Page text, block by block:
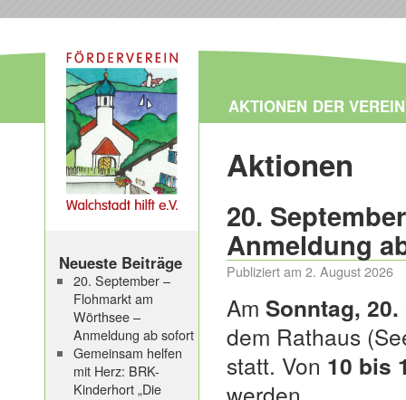
AKTIONEN DER VEREIN
Neueste Beiträge
20. September –
Flohmarkt am
Wörthsee –
Anmeldung ab sofort
Gemeinsam helfen
mit Herz: BRK-
Kinderhort „Die
Aktionen
20.
Anmeldung
Publiziert am 2. August 2026
Am Sonntag,
dem Rathaus
statt. Von 10 bis